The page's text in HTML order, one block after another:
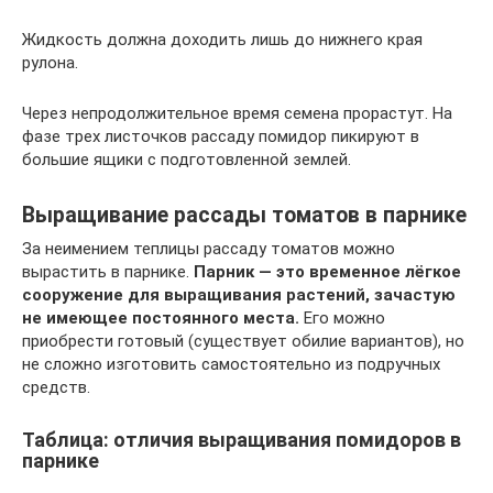
Жидкость должна доходить лишь до нижнего края
рулона.
Через непродолжительное время семена прорастут. На
фазе трех листочков рассаду помидор пикируют в
большие ящики с подготовленной землей.
Выращивание рассады томатов в парнике
За неимением теплицы рассаду томатов можно
вырастить в парнике. Парник — это временное лёгкое
сооружение для выращивания растений, зачастую
не имеющее постоянного места. Его можно
приобрести готовый (существует обилие вариантов), но
не сложно изготовить самостоятельно из подручных
средств.
Таблица: отличия выращивания помидоров в
парнике